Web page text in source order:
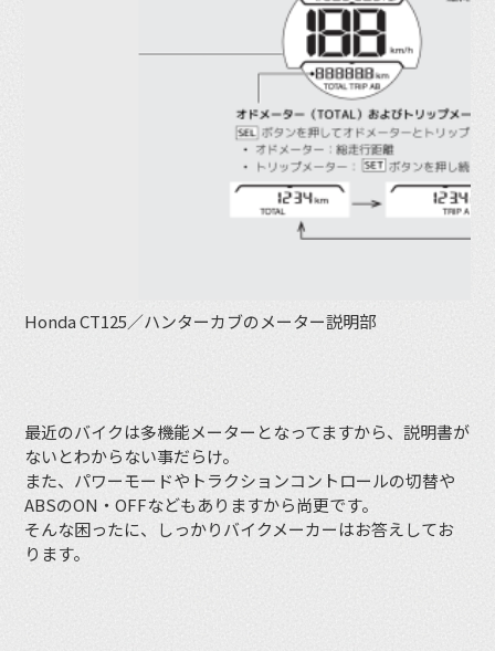
Honda CT125／ハンターカブのメーター説明部
最近のバイクは多機能メーターとなってますから、説明書が
ないとわからない事だらけ。
また、パワーモードやトラクションコントロールの切替や
ABSのON・OFFなどもありますから尚更です。
そんな困ったに、しっかりバイクメーカーはお答えしてお
ります。